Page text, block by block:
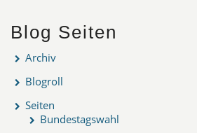
Blog Seiten
Archiv
Blogroll
Seiten
Bundestagswahl